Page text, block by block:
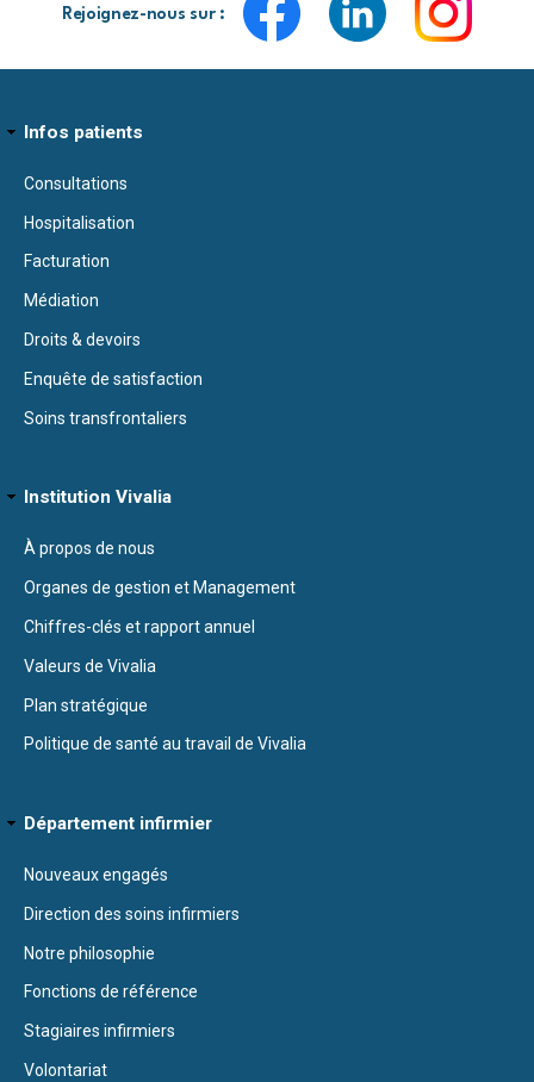
Rejoignez-nous sur :
Infos patients
Consultations
Hospitalisation
Facturation
Médiation
Droits & devoirs
Enquête de satisfaction
Soins transfrontaliers
Institution Vivalia
À propos de nous
Organes de gestion et Management
Chiffres-clés et rapport annuel
Valeurs de Vivalia
Plan stratégique
Politique de santé au travail de Vivalia
Département infirmier
Nouveaux engagés
Direction des soins infirmiers
Notre philosophie
Fonctions de référence
Stagiaires infirmiers
Volontariat